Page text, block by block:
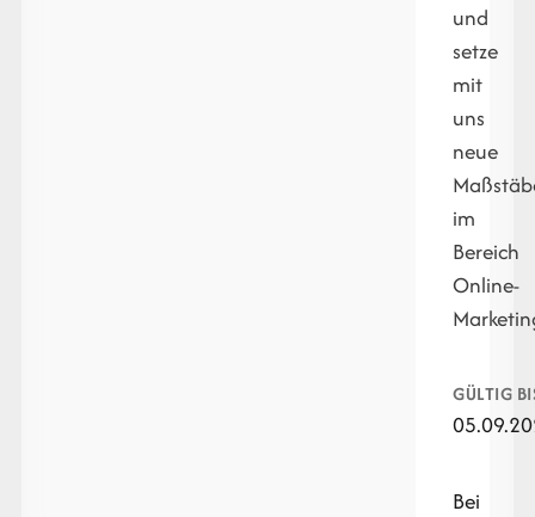
und
setze
mit
uns
neue
im
Bereich
Online-
GÜLTIG
Bei